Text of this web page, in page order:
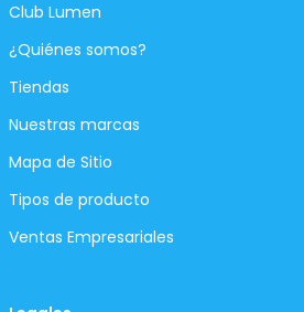
Club Lumen
¿Quiénes somos?
Tiendas
Nuestras marcas
Mapa de Sitio
Tipos de producto
Ventas Empresariales